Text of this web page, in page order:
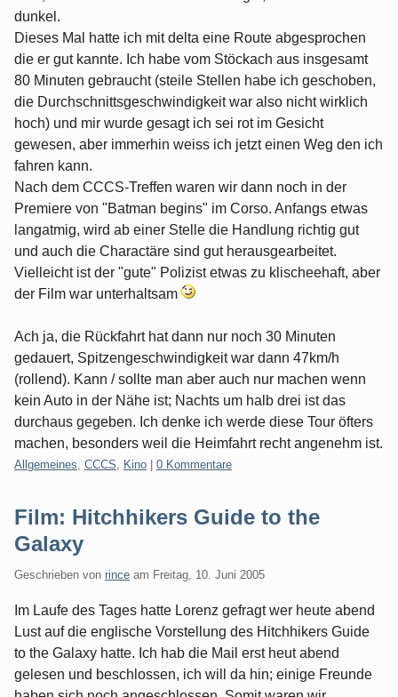
dunkel.
Dieses Mal hatte ich mit delta eine Route abgesprochen
die er gut kannte. Ich habe vom Stöckach aus insgesamt
80 Minuten gebraucht (steile Stellen habe ich geschoben,
die Durchschnittsgeschwindigkeit war also nicht wirklich
hoch) und mir wurde gesagt ich sei rot im Gesicht
gewesen, aber immerhin weiss ich jetzt einen Weg den ich
fahren kann.
Nach dem CCCS-Treffen waren wir dann noch in der
Premiere von "Batman begins" im Corso. Anfangs etwas
langatmig, wird ab einer Stelle die Handlung richtig gut
und auch die Charactäre sind gut herausgearbeitet.
Vielleicht ist der "gute" Polizist etwas zu klischeehaft, aber
der Film war unterhaltsam
Ach ja, die Rückfahrt hat dann nur noch 30 Minuten
gedauert, Spitzengeschwindigkeit war dann 47km/h
(rollend). Kann / sollte man aber auch nur machen wenn
kein Auto in der Nähe ist; Nachts um halb drei ist das
durchaus gegeben. Ich denke ich werde diese Tour öfters
machen, besonders weil die Heimfahrt recht angenehm ist.
Kategorien:
Allgemeines CCCS Kino 0 Kommentare
Film: Hitchhikers Guide to the
Galaxy
Geschrieben von rince am Freitag, 10. Juni 2005
Im Laufe des Tages hatte Lorenz gefragt wer heute abend
Lust auf die englische Vorstellung des Hitchhikers Guide
to the Galaxy hatte. Ich hab die Mail erst heut abend
gelesen und beschlossen, ich will da hin; einige Freunde